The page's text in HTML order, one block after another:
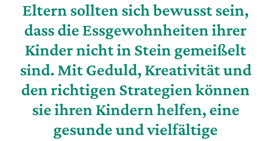
Eltern sollten sich bewusst sein,
dass die Essgewohnheiten ihrer
Kinder nicht in Stein gemeißelt
sind. Mit Geduld, Kreativität und
den richtigen Strategien können
sie ihren Kindern helfen, eine
gesunde und vielfältige